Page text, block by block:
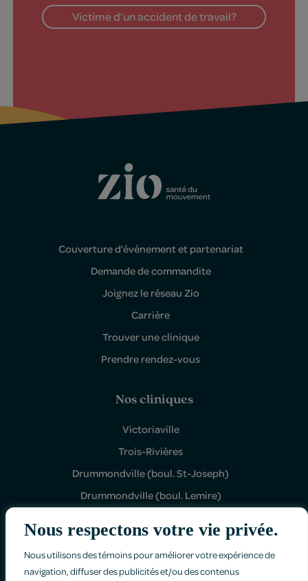
Nous respectons votre vie privée.
Nous utilisons des témoins pour améliorer votre expérience de
navigation, diffuser des publicités et/ou des contenus
Victime d’un accident de travail?
Couverture d’événement et partenariat
Demande de commandite
Joignez le réseau Zio
Carrière
Trouver une clinique
Prendre rendez-vous
Nos cliniques
Victoriaville
Trois-Rivières
Drummondville (boul. St-Joseph)
Drummondville (boul. Lemire)